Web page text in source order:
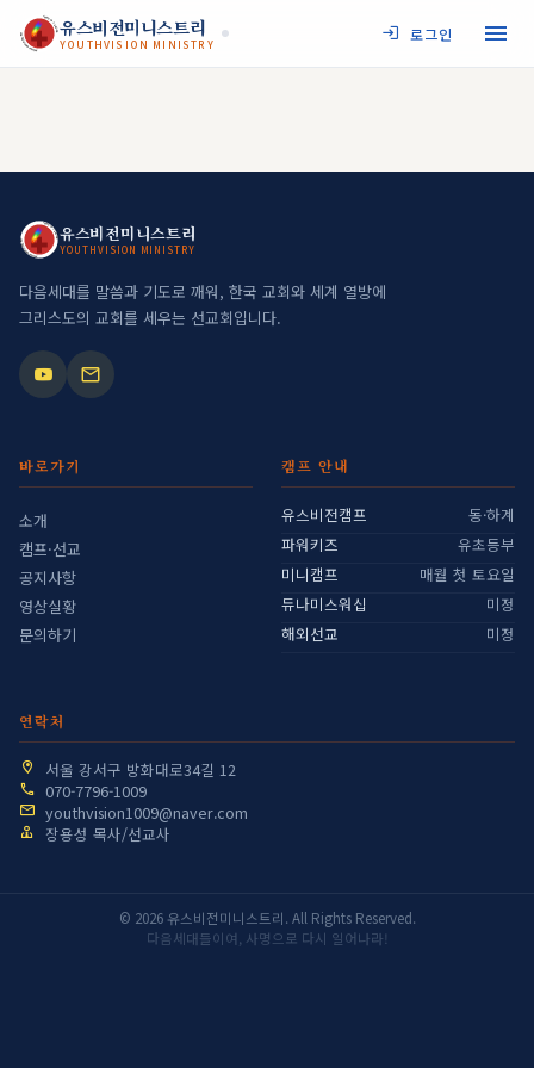
JESUS MY SAVIOR
YOUTHVISION MINISTRY
유스비전미니스트리
YOUTHVISION MINISTRY
로그인
JESUS MY SAVIOR
YOUTHVISION MINISTRY
유스비전미니스트리
YOUTHVISION MINISTRY
다음세대를 말씀과 기도로 깨워, 한국 교회와 세계 열방에
그리스도의 교회를 세우는 선교회입니다.
바로가기
소개
캠프·선교
공지사항
영상실황
문의하기
캠프 안내
유스비전캠프
동·하계
파워키즈
유초등부
미니캠프
매월 첫 토요일
듀나미스워십
미정
해외선교
미정
연락처
서울 강서구 방화대로34길 12
070-7796-1009
youthvision1009@naver.com
장용성 목사/선교사
© 2026 유스비전미니스트리. All Rights Reserved.
다음세대들이여, 사명으로 다시 일어나라!